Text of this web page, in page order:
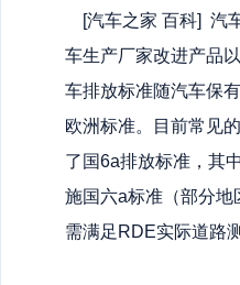
[汽车之家 百科] 汽
车生产厂家改进产品
车排放标准随汽车保
欧洲标准。目前常见
了国6a排放标准，其
施国六a标准（部分
需满足RDE实际道路